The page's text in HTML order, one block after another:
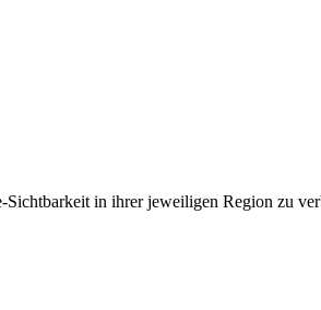
in ihrer jeweiligen Region zu